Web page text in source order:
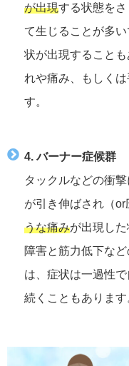
が出現する状態を
て生じることが多
状が出現すること
れや痛み、もしく
す。
4. バーナー症候群
タックルなどの衝
が引き伸ばされ（or
うな痛みが出現し
障害と筋力低下な
は、症状は一過性
続くこともあります